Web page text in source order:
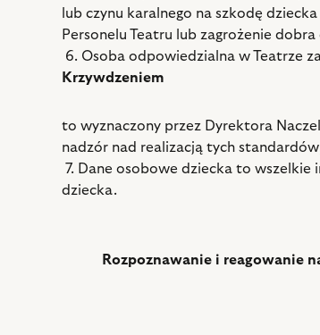
lub czynu karalnego na szkodę
Personelu Teatru lub zagrożenie
6. Osoba odpowiedzialna w Teatrze
Krzywdzeniem
to wyznaczony przez Dyrektora
nadzór nad realizacją tych
7. Dane osobowe dziecka to
dziecka.
Rozpoznawanie i reagowanie